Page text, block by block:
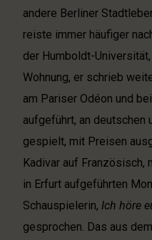
andere Berliner
reiste immer häufiger
der Humboldt-
Wohnung, er schrieb
am Pariser Odéon und
aufgeführt, an deutschen
gespielt, mit Preisen
Kadivar auf Französisch,
in Erfurt aufgeführten
Schauspielerin, Ich höre
gesprochen. Das aus